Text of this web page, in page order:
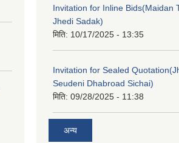
Invitation for Inline Bids(Maidan
Jhedi Sadak)
मिति: 10/17/2025 - 13:35
Invitation for Sealed
Seudeni Dhabroad Sichai)
मिति: 09/28/2025 - 11:38
अन्य